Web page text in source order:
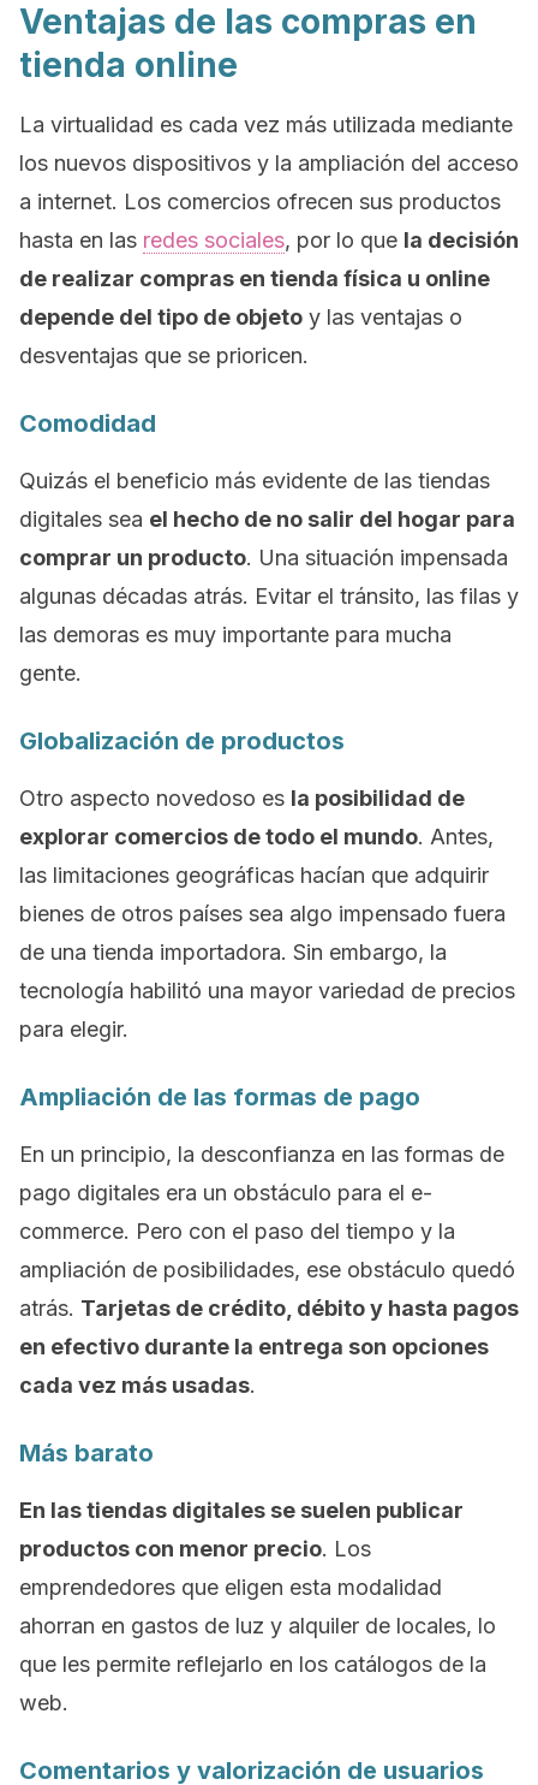
Ventajas de las compras en
tienda online
La virtualidad es cada vez más utilizada mediante
los nuevos dispositivos y la ampliación del acceso
a internet. Los comercios ofrecen sus productos
hasta en las redes sociales, por lo que la decisión
de realizar compras en tienda física u online
depende del tipo de objeto y las ventajas o
desventajas que se prioricen.
Comodidad
Quizás el beneficio más evidente de las tiendas
digitales sea el hecho de no salir del hogar para
comprar un producto. Una situación impensada
algunas décadas atrás. Evitar el tránsito, las filas y
las demoras es muy importante para mucha
gente.
Globalización de productos
Otro aspecto novedoso es la posibilidad de
explorar comercios de todo el mundo. Antes,
las limitaciones geográficas hacían que adquirir
bienes de otros países sea algo impensado fuera
de una tienda importadora. Sin embargo, la
tecnología habilitó una mayor variedad de precios
para elegir.
Ampliación de las formas de pago
En un principio, la desconfianza en las formas de
pago digitales era un obstáculo para el e-
commerce. Pero con el paso del tiempo y la
ampliación de posibilidades, ese obstáculo quedó
atrás. Tarjetas de crédito, débito y hasta pagos
en efectivo durante la entrega son opciones
cada vez más usadas.
Más barato
En las tiendas digitales se suelen publicar
productos con menor precio. Los
emprendedores que eligen esta modalidad
ahorran en gastos de luz y alquiler de locales, lo
que les permite reflejarlo en los catálogos de la
web.
Comentarios y valorización de usuarios